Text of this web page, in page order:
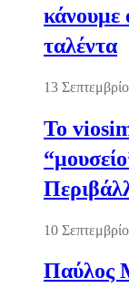
κάνουμε
ταλέντα
13
Το
10
Παύλος